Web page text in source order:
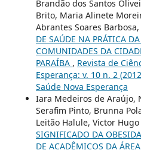
Brandão dos Santos
Brito, Maria Alinete
Abrantes Soares Barbosa,
DE SAÚDE NA PRÁTICA
COMUNIDADES DA
PARAÍBA , Revista de
Esperança: v. 10 n. 2
Saúde Nova Esperança
Iara Medeiros de Araújo,
Serafim Pinto, Brunna
Leitão Halule, Victor Hugo
SIGNIFICADO DA
DE ACADÊMICOS DA